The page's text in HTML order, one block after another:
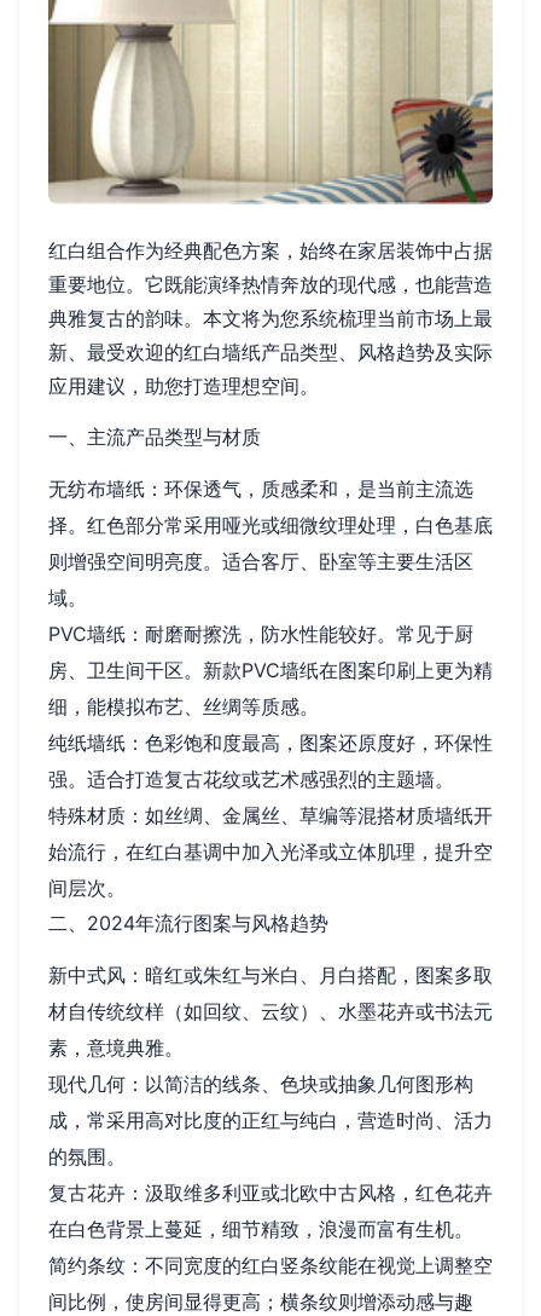
红白组合作为经典配色方案，始终在家居装饰中占据
重要地位。它既能演绎热情奔放的现代感，也能营造
典雅复古的韵味。本文将为您系统梳理当前市场上最
新、最受欢迎的红白墙纸产品类型、风格趋势及实际
应用建议，助您打造理想空间。
一、主流产品类型与材质
无纺布墙纸：环保透气，质感柔和，是当前主流选
择。红色部分常采用哑光或细微纹理处理，白色基底
则增强空间明亮度。适合客厅、卧室等主要生活区
域。
PVC墙纸：耐磨耐擦洗，防水性能较好。常见于厨
房、卫生间干区。新款PVC墙纸在图案印刷上更为精
细，能模拟布艺、丝绸等质感。
纯纸墙纸：色彩饱和度最高，图案还原度好，环保性
强。适合打造复古花纹或艺术感强烈的主题墙。
特殊材质：如丝绸、金属丝、草编等混搭材质墙纸开
始流行，在红白基调中加入光泽或立体肌理，提升空
间层次。
二、2024年流行图案与风格趋势
新中式风：暗红或朱红与米白、月白搭配，图案多取
材自传统纹样（如回纹、云纹）、水墨花卉或书法元
素，意境典雅。
现代几何：以简洁的线条、色块或抽象几何图形构
成，常采用高对比度的正红与纯白，营造时尚、活力
的氛围。
复古花卉：汲取维多利亚或北欧中古风格，红色花卉
在白色背景上蔓延，细节精致，浪漫而富有生机。
简约条纹：不同宽度的红白竖条纹能在视觉上调整空
间比例，使房间显得更高；横条纹则增添动感与趣